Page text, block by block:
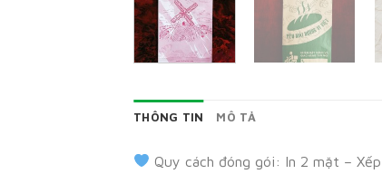
THÔNG TIN MÔ TẢ
Quy cách đóng gói: In 2 mặt – Xếp